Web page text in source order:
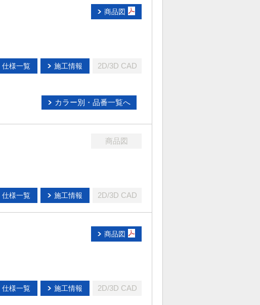
商品図
仕様一覧 施工情報 2D/3D CAD
カラー別・品番一覧へ
商品図
仕様一覧 施工情報 2D/3D CAD
商品図
仕様一覧 施工情報 2D/3D CAD